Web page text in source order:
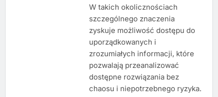
W takich okolicznościach
szczególnego znaczenia
zyskuje możliwość dostępu do
uporządkowanych i
zrozumiałych informacji, które
pozwalają przeanalizować
dostępne rozwiązania bez
chaosu i niepotrzebnego ryzyka.